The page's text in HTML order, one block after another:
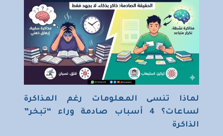
لماذا تنسى المعلومات رغم المذاكرة
لساعات؟ 4 أسباب صادمة وراء “تبخر”
الذاكرة